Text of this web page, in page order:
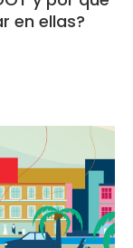
en ellas?